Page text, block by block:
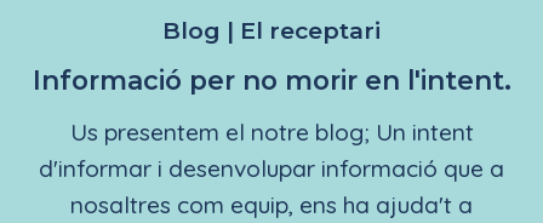
Blog | El receptari
Informació per no morir en l'intent.
Us presentem el notre blog; Un intent
d'informar i desenvolupar informació que a
nosaltres com equip, ens ha ajuda't a